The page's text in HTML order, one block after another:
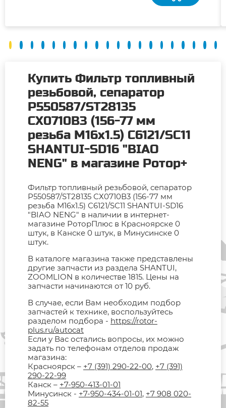
Купить Фильтр топливный
резьбовой, сепаратор
Р550587/ST28135
СХ0710В3 (156-77 мм
резьба M16х1.5) С6121/SC11
SHANTUI-SD16 "BIAO
NENG" в магазине Ротор+
Фильтр топливный резьбовой, сепаратор
Р550587/ST28135 СХ0710В3 (156-77 мм
резьба M16х1.5) С6121/SC11 SHANTUI-SD16
"BIAO NENG" в наличии в интернет-
магазине РоторПлюс в Красноярске 0
штук, в Канске 0 штук, в Минусинске 0
штук.
В каталоге магазина также представлены
другие запчасти из раздела SHANTUI,
ZOOMLION в количестве 1815. Цены на
запчасти начинаются от 10 руб.
В случае, если Вам необходим подбор
запчастей к технике, воспользуйтесь
разделом подбора - https://rotor-
plus.ru/autocat
Если у Вас остались вопросы, их можно
задать по телефонам отделов продаж
магазина:
Красноярск – +7 (391) 290-22-00, +7 (391)
290-22-99
Канск – +7-950-413-01-01
Минусинск - +7-950-434-01-01, +7 908 020-
82-55